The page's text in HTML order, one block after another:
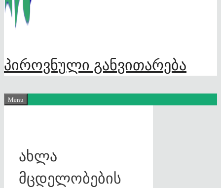
პიროვნული განვითარება
Menu
ახლა
მცდელობების